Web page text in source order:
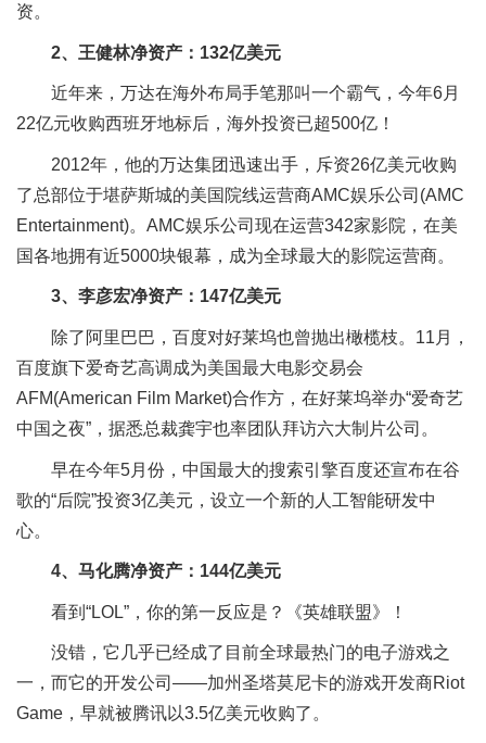
资。
2、王健林净资产：132亿美元
近年来，万达在海外布局手笔那叫一个霸气，今年6月
22亿元收购西班牙地标后，海外投资已超500亿！
2012年，他的万达集团迅速出手，斥资26亿美元收购
了总部位于堪萨斯城的美国院线运营商AMC娱乐公司(AMC
Entertainment)。AMC娱乐公司现在运营342家影院，在美
国各地拥有近5000块银幕，成为全球最大的影院运营商。
3、李彦宏净资产：147亿美元
除了阿里巴巴，百度对好莱坞也曾抛出橄榄枝。11月，
百度旗下爱奇艺高调成为美国最大电影交易会
AFM(American Film Market)合作方，在好莱坞举办“爱奇艺
中国之夜”，据悉总裁龚宇也率团队拜访六大制片公司。
早在今年5月份，中国最大的搜索引擎百度还宣布在谷
歌的“后院”投资3亿美元，设立一个新的人工智能研发中
心。
4、马化腾净资产：144亿美元
看到“LOL”，你的第一反应是？《英雄联盟》！
没错，它几乎已经成了目前全球最热门的电子游戏之
一，而它的开发公司——加州圣塔莫尼卡的游戏开发商Riot
Game，早就被腾讯以3.5亿美元收购了。